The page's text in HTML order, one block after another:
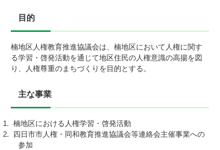
がとうございました。
2018/06/26
[認知症サポート講座」と「身体も心も健康になる料理教
室」パート 2
2018/02/22
2017/11/28
平成29年度楠地区『人権講演会』を開催報告
目的
楠地区人権教育推進協議会は、楠地区において人権に関す
る学習・啓発活動を通じて地区住民の人権意識の高揚を図
り、人権尊重のまちづくりを目的とする。
主な事業
楠地区における人権学習・啓発活動
四日市市人権・同和教育推進協議会等連絡会主催事業への
参加